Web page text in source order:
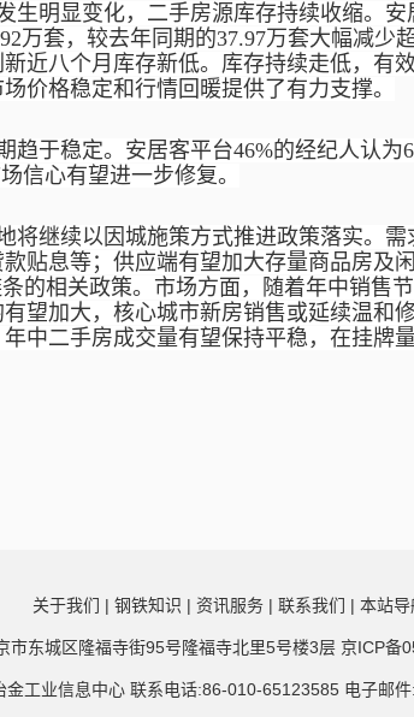
生明显变化，二手房源库存持续收缩。安
万套，较去年同期的37.97万套大幅减少
近八个月库存新低。库存持续走低，有
价格稳定和行情回暖提供了有力支撑。
趋于稳定。安居客平台46%的经纪人认为
信心有望进一步修复。
将继续以因城施策方式推进政策落实。需
贴息等；供应端有望加大存量商品房及
的相关政策。市场方面，随着年中销售
望加大，核心城市新房销售或延续温和
中二手房成交量有望保持平稳，在挂牌
关于我们 | 钢铁知识 | 资讯服务 | 联系我们 | 本站导
市东城区隆福寺街95号隆福寺北里5号楼3层 京ICP备
金工业信息中心 联系电话:86-010-65123585 电子邮